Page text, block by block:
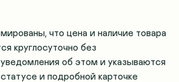
что цена и наличие товара
круглосуточно без
об этом и указываются
и подробной карточке